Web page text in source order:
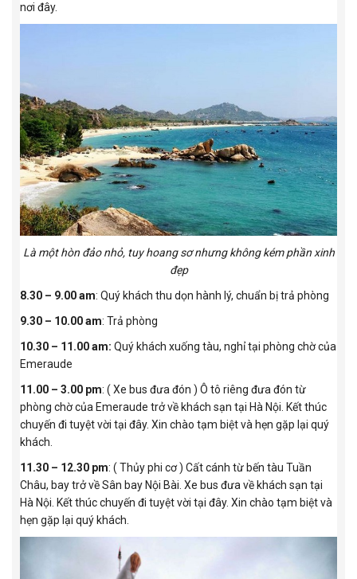
nơi đây.
Là một hòn đảo nhỏ, tuy hoang sơ nhưng không kém phần xinh
đẹp
8.30 – 9.00 am: Quý khách thu dọn hành lý, chuẩn bị trả phòng
9.30 – 10.00 am: Trả phòng
10.30 – 11.00 am: Quý khách xuống tàu, nghỉ tại phòng chờ của
Emeraude
11.00 – 3.00 pm: ( Xe bus đưa đón ) Ô tô riêng đưa đón từ
phòng chờ của Emeraude trở về khách sạn tại Hà Nội. Kết thúc
chuyến đi tuyệt vời tại đây. Xin chào tạm biệt và hẹn gặp lại quý
khách.
11.30 – 12.30 pm: ( Thủy phi cơ ) Cất cánh từ bến tàu Tuần
Châu, bay trở về Sân bay Nội Bài. Xe bus đưa về khách sạn tại
Hà Nội. Kết thúc chuyến đi tuyệt vời tại đây. Xin chào tạm biệt và
hẹn gặp lại quý khách.